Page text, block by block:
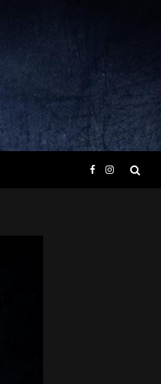
Facebook
Instagram